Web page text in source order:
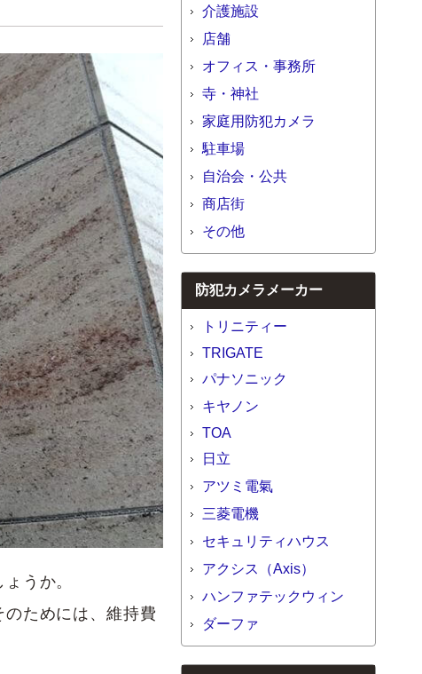
うか。
ためには、維持費
介護施設
店舗
オフィス・事務所
寺・神社
家庭用防犯カメラ
駐車場
自治会・公共
商店街
その他
防犯カメラメーカー
トリニティー
TRIGATE
パナソニック
キヤノン
TOA
日立
アツミ電氣
三菱電機
セキュリティハウス
アクシス（Axis）
ハンファテックウィン
ダーファ